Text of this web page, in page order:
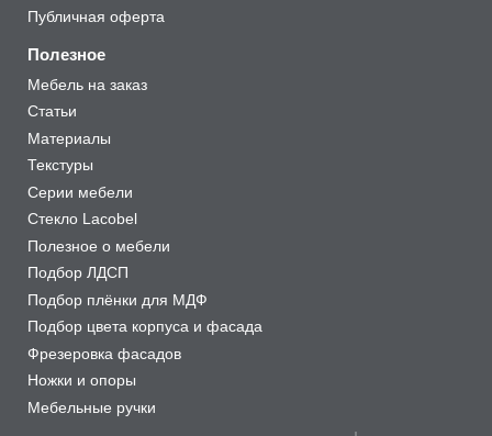
Публичная оферта
Полезное
Мебель на заказ
Статьи
Материалы
Текстуры
Серии мебели
Стекло Lacobel
Полезное о мебели
Подбор ЛДСП
Подбор плёнки для МДФ
Подбор цвета корпуса и фасада
Фрезеровка фасадов
Ножки и опоры
Мебельные ручки